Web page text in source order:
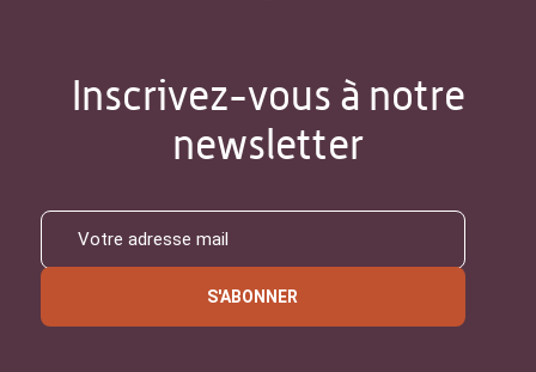
Inscrivez-vous à notre
newsletter
S'ABONNER